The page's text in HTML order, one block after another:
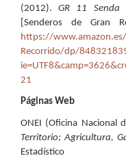
(2012).GR 11
[Senderos de Gran
https://www.amazon.es/
Recorrido/dp/
21
Páginas Web
ONEI (Oficina Nacional
Territorio; Agricultura,